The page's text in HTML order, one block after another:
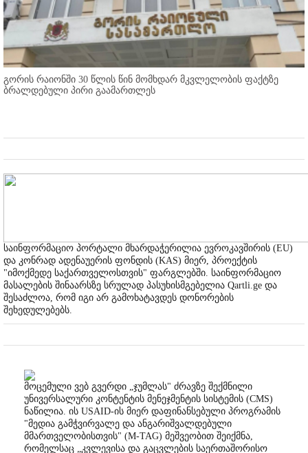
გორის რაიონში 30 წლის წინ მომხდარ მკვლელობის ფაქტზე
ბრალდებული პირი გაამართლეს
საინფორმაციო პორტალი მხარდაჭერილია ევროკავშირის (EU)
და კონრად ადენაუერის ფონდის (KAS) მიერ, პროექტის
"იმოქმედე საქართველოსთვის" ფარგლებში. საინფორმაციო
მასალების შინაარსზე სრულად პასუხისმგებელია Qartli.ge და
შესაძლოა, რომ იგი არ გამოხატავდეს დონორების
შეხედულებებს.
მოცემული ვებ გვერდი „ჯუმლას" ძრავზე შექმნილი
უნივერსალური კონტენტის მენეჯმენტის სისტემის (CMS)
ნაწილია. ის USAID-ის მიერ დაფინანსებული პროგრამის
"მედია გამჭვირვალე და ანგარიშვალდებული
მმართველობისთვის" (M-TAG) მეშვეობით შეიქმნა,
რომელსაც „კვლევისა და გაცვლების საერთაშორისო